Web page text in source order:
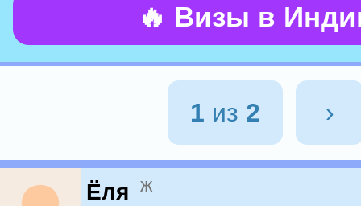
🔥 Визы в
1 из 2 ›
Ёля ж